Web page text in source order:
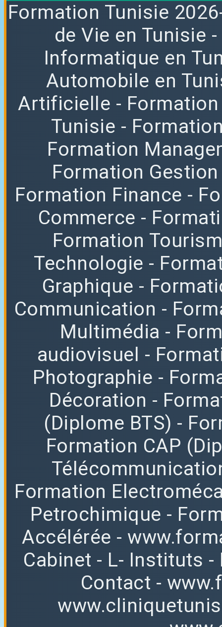
Formation Tunisie
de Vie en Tunisie -
Informatique en
Automobile en
Artificielle -
Tunisie -
Formation
Formation Gestion
Formation Finance -
Commerce -
Formation
Technologie -
Graphique -
Communication -
Multimédia -
audiovisuel -
Photographie -
Décoration -
(Diplome BTS) -
Formation CAP
Formation
Petrochimique -
Accélérée -
Cabinet - L- Instituts -
Contact -